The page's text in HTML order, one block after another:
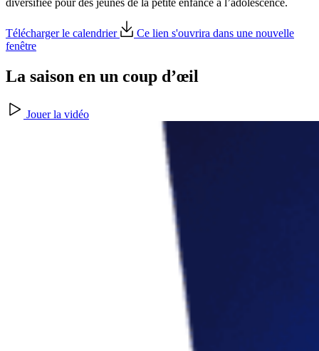
Télécharger le calendrier
Ce lien s'ouvrira dans une nouvelle
fenêtre
La saison en un coup d’œil
Jouer la vidéo